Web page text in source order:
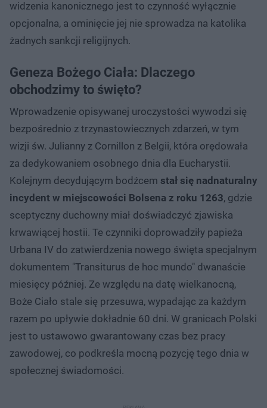
widzenia kanonicznego jest to czynność wyłącznie
opcjonalna, a ominięcie jej nie sprowadza na katolika
żadnych sankcji religijnych.
Geneza Bożego Ciała: Dlaczego
obchodzimy to święto?
Wprowadzenie opisywanej uroczystości wywodzi się
bezpośrednio z trzynastowiecznych zdarzeń, w tym
wizji św. Julianny z Cornillon z Belgii, która orędowała
za dedykowaniem osobnego dnia dla Eucharystii.
Kolejnym decydującym bodźcem stał się nadnaturalny
incydent w miejscowości Bolsena z roku 1263, gdzie
sceptyczny duchowny miał doświadczyć zjawiska
krwawiącej hostii. Te czynniki doprowadziły papieża
Urbana IV do zatwierdzenia nowego święta specjalnym
dokumentem "Transiturus de hoc mundo" dwanaście
miesięcy później. Ze względu na datę wielkanocną,
Boże Ciało stale się przesuwa, wypadając za każdym
razem po upływie dokładnie 60 dni. W granicach Polski
jest to ustawowo gwarantowany czas bez pracy
zawodowej, co podkreśla mocną pozycję tego dnia w
społecznej świadomości.